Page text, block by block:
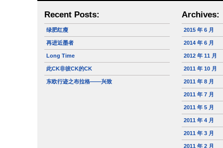
Recent Posts:
绿肥红瘦
再进近墨者
Long Time
此CK非彼CK的CK
东欧行迹之布拉格——兴致
Archives:
2015 年 6 月
2014 年 6 月
2012 年 11 月
2011 年 10 月
2011 年 8 月
2011 年 7 月
2011 年 5 月
2011 年 4 月
2011 年 3 月
2011 年 2 月